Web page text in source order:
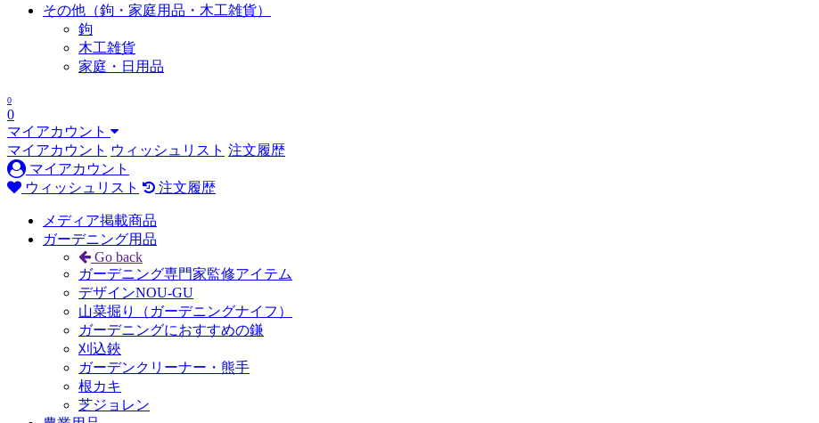
その他（鉤・家庭用品・木工雑貨）
鉤
木工雑貨
家庭・日用品
0
0
マイアカウント
マイアカウント ウィッシュリスト 注文履歴
マイアカウント
ウィッシュリスト
注文履歴
メディア掲載商品
ガーデニング用品
Go back
ガーデニング専門家監修アイテム
デザインNOU-GU
山菜掘り（ガーデニングナイフ）
ガーデニングにおすすめの鎌
刈込鋏
ガーデンクリーナー・熊手
根カキ
芝ジョレン